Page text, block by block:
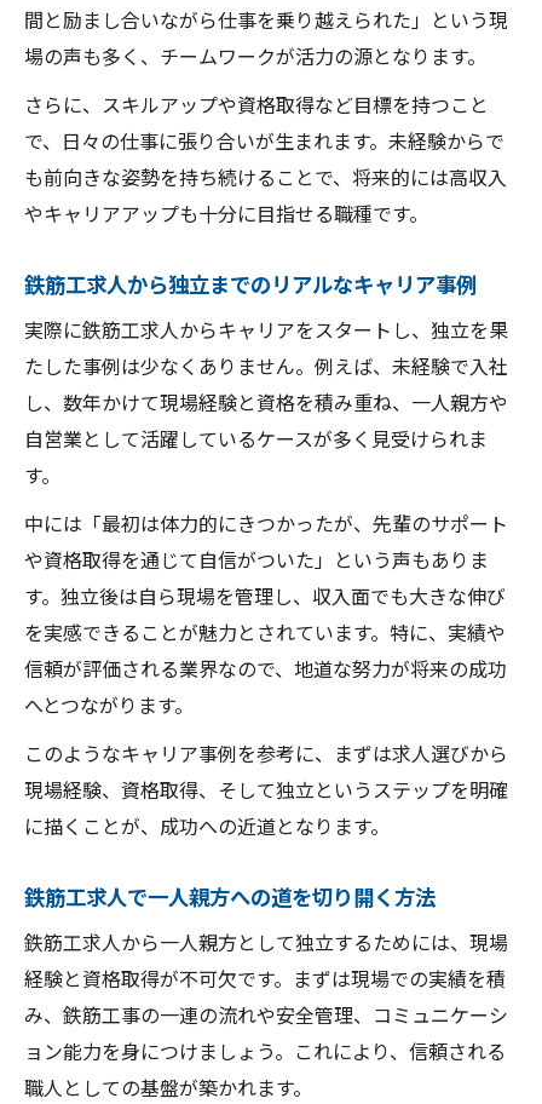
間と励まし合いながら仕事を乗り越えられた」という現
場の声も多く、チームワークが活力の源となります。
さらに、スキルアップや資格取得など目標を持つこと
で、日々の仕事に張り合いが生まれます。未経験からで
も前向きな姿勢を持ち続けることで、将来的には高収入
やキャリアアップも十分に目指せる職種です。
鉄筋工求人から独立までのリアルなキャリア事例
実際に鉄筋工求人からキャリアをスタートし、独立を果
たした事例は少なくありません。例えば、未経験で入社
し、数年かけて現場経験と資格を積み重ね、一人親方や
自営業として活躍しているケースが多く見受けられま
す。
中には「最初は体力的にきつかったが、先輩のサポート
や資格取得を通じて自信がついた」という声もありま
す。独立後は自ら現場を管理し、収入面でも大きな伸び
を実感できることが魅力とされています。特に、実績や
信頼が評価される業界なので、地道な努力が将来の成功
へとつながります。
このようなキャリア事例を参考に、まずは求人選びから
現場経験、資格取得、そして独立というステップを明確
に描くことが、成功への近道となります。
鉄筋工求人で一人親方への道を切り開く方法
鉄筋工求人から一人親方として独立するためには、現場
経験と資格取得が不可欠です。まずは現場での実績を積
み、鉄筋工事の一連の流れや安全管理、コミュニケーシ
ョン能力を身につけましょう。これにより、信頼される
職人としての基盤が築かれます。